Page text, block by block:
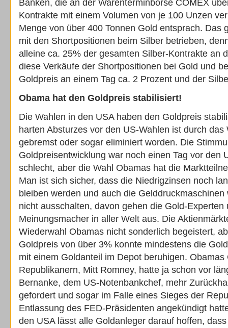
Banken, die an der Warenterminbörse COMEX
Kontrakte mit einem Volumen von je 100 Unzen
Menge von über 400 Tonnen Gold entsprach. Das
mit den Shortpositionen beim Silber betrieben,
alleine ca. 25% der gesamten Silber-Kontrakte an
diese Verkäufe der Shortpositionen bei Gold und
Goldpreis an einem Tag ca. 2 Prozent und der
Obama hat den Goldpreis stabilisiert!
Die Wahlen in den USA haben den Goldpreis
harten Absturzes vor den US-Wahlen ist durch
gebremst oder sogar eliminiert worden. Die
Goldpreisentwicklung war noch einen Tag vor den
schlecht, aber die Wahl Obamas hat die
Man ist sich sicher, dass die Niedrigzinsen noch
bleiben werden und auch die
nicht ausschalten, davon gehen die Gold-Experten
Meinungsmacher in aller Welt aus. Die
Wiederwahl Obamas nicht sonderlich begeistert,
Goldpreis von über 3% konnte mindestens die
mit einem Goldanteil im Depot beruhigen. Obamas
Republikanern, Mitt Romney, hatte ja schon vor
Bernanke, dem US-Notenbankchef, mehr
gefordert und sogar im Falle eines Sieges der
Entlassung des FED-Präsidenten angekündigt
den USA lässt alle Goldanleger darauf hoffen,